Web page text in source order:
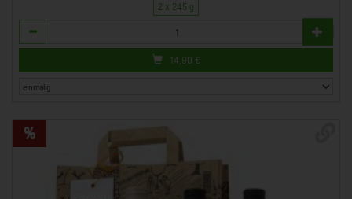
2 x 245 g
Anzahl
14,90 €